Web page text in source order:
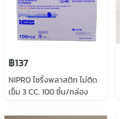
฿137
NIPRO ไซริ้งพลาสติก ไม่ติด
เข็ม 3 CC. 100 ชิ้น/กล่อง